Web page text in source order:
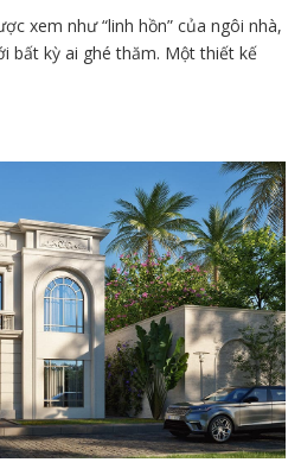
xem như “linh hồn” của ngôi nhà,
bất kỳ ai ghé thăm. Một thiết kế